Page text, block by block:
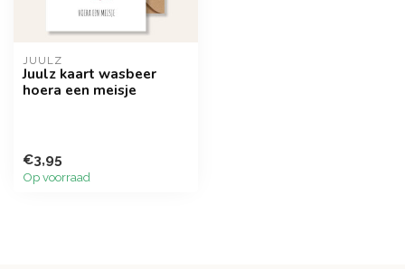
JUULZ
Juulz kaart wasbeer
hoera een meisje
€3,95
Op voorraad